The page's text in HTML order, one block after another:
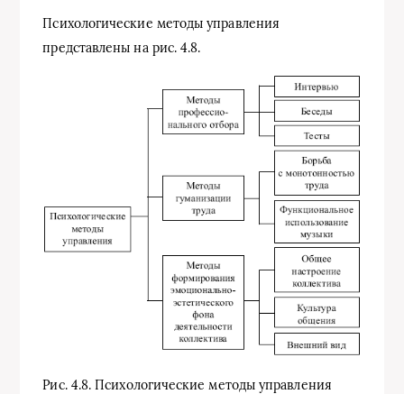
Психологические методы управления
представлены на рис. 4.8.
Рис. 4.8. Психологические методы управления